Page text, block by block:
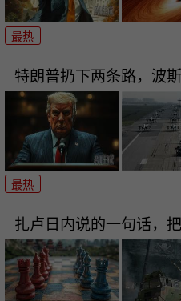
最热
特朗普扔下两条路，波
最热
扎卢日内说的一句话，